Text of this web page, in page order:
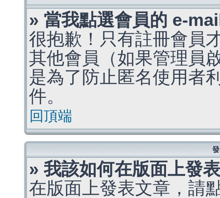
» 當我點選會員的 e-
很抱歉！只有註冊會員
其他會員（如果管理員
是為了防止匿名使用者
件。
回頂端
» 我該如何在版面上發
在版面上發表文章，請